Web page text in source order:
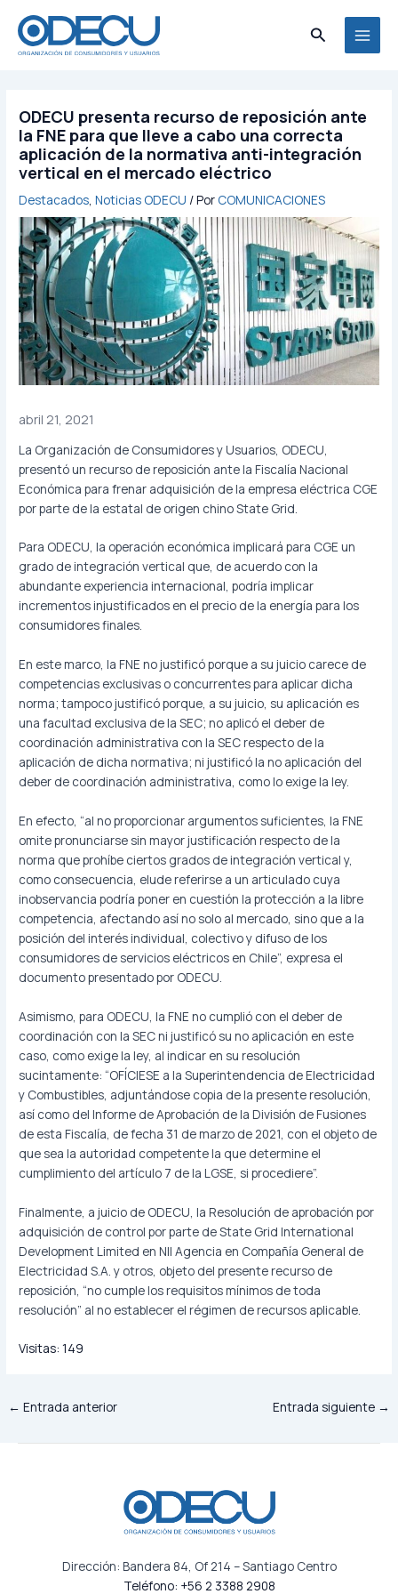
contenido
Buscar
ODECU presenta recurso de reposición ante
la FNE para que lleve a cabo una correcta
aplicación de la normativa anti-integración
vertical en el mercado eléctrico
Destacados,Noticias ODECU / Por COMUNICACIONES
abril 21, 2021
La Organización de Consumidores y Usuarios, ODECU,
presentó un recurso de reposición ante la Fiscalía Nacional
Económica para frenar adquisición de la empresa eléctrica CGE
por parte de la estatal de origen chino State Grid.
Para ODECU, la operación económica implicará para CGE un
grado de integración vertical que, de acuerdo con la
abundante experiencia internacional, podría implicar
incrementos injustificados en el precio de la energía para los
consumidores finales.
En este marco, la FNE no justificó porque a su juicio carece de
competencias exclusivas o concurrentes para aplicar dicha
norma; tampoco justificó porque, a su juicio, su aplicación es
una facultad exclusiva de la SEC; no aplicó el deber de
coordinación administrativa con la SEC respecto de la
aplicación de dicha normativa; ni justificó la no aplicación del
deber de coordinación administrativa, como lo exige la ley.
En efecto, “al no proporcionar argumentos suficientes, la FNE
omite pronunciarse sin mayor justificación respecto de la
norma que prohíbe ciertos grados de integración vertical y,
como consecuencia, elude referirse a un articulado cuya
inobservancia podría poner en cuestión la protección a la libre
competencia, afectando así no solo al mercado, sino que a la
posición del interés individual, colectivo y difuso de los
consumidores de servicios eléctricos en Chile”, expresa el
documento presentado por ODECU.
Asimismo, para ODECU, la FNE no cumplió con el deber de
coordinación con la SEC ni justificó su no aplicación en este
caso, como exige la ley, al indicar en su resolución
sucintamente: “OFÍCIESE a la Superintendencia de Electricidad
y Combustibles, adjuntándose copia de la presente resolución,
así como del Informe de Aprobación de la División de Fusiones
de esta Fiscalía, de fecha 31 de marzo de 2021, con el objeto de
que sea la autoridad competente la que determine el
cumplimiento del artículo 7 de la LGSE, si procediere”.
Finalmente, a juicio de ODECU, la Resolución de aprobación por
adquisición de control por parte de State Grid International
Development Limited en NII Agencia en Compañía General de
Electricidad S.A. y otros, objeto del presente recurso de
reposición, “no cumple los requisitos mínimos de toda
resolución” al no establecer el régimen de recursos aplicable.
Visitas: 149
← Entrada anterior Entrada siguiente →
Dirección: Bandera 84, Of 214 – Santiago Centro
Teléfono: +56 2 3388 2908